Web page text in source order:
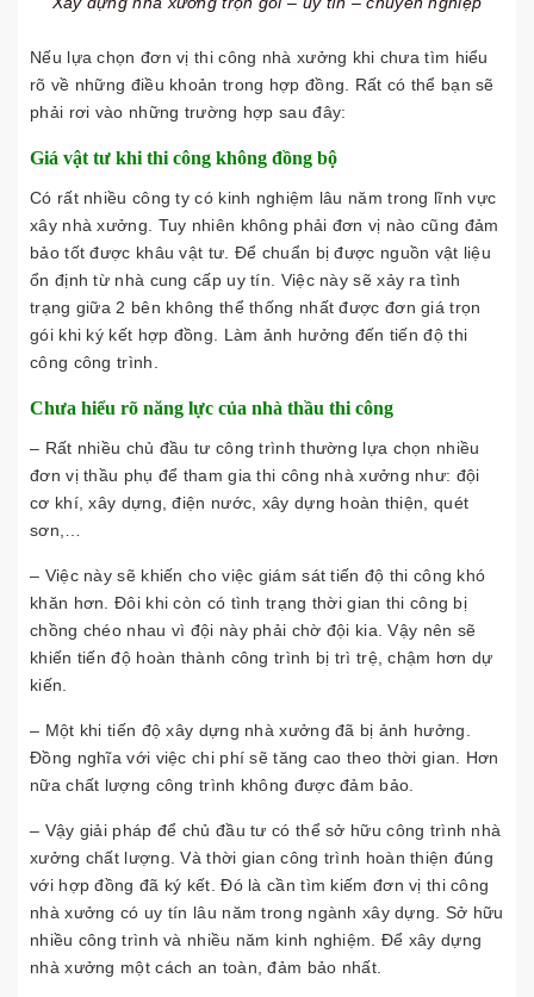
Nếu lựa chọn đơn vị thi công nhà xưởng khi chưa tìm hiểu
rõ về những điều khoản trong hợp đồng. Rất có thể bạn sẽ
phải rơi vào những trường hợp sau đây:
Giá vật tư khi thi công không đồng bộ
Có rất nhiều công ty có kinh nghiệm lâu năm trong lĩnh vực
xây nhà xưởng. Tuy nhiên không phải đơn vị nào cũng đảm
bảo tốt được khâu vật tư. Để chuẩn bị được nguồn vật liệu
ổn định từ nhà cung cấp uy tín. Việc này sẽ xảy ra tình
trạng giữa 2 bên không thể thống nhất được đơn giá trọn
gói khi ký kết hợp đồng. Làm ảnh hưởng đến tiến độ thi
công công trình.
Chưa hiểu rõ năng lực của nhà thầu thi công
– Rất nhiều chủ đầu tư công trình thường lựa chọn nhiều
đơn vị thầu phụ để tham gia thi công nhà xưởng như: đội
cơ khí, xây dựng, điện nước, xây dựng hoàn thiện, quét
sơn,…
– Việc này sẽ khiến cho việc giám sát tiến độ thi công khó
khăn hơn. Đôi khi còn có tình trạng thời gian thi công bị
chồng chéo nhau vì đội này phải chờ đội kia. Vậy nên sẽ
khiến tiến độ hoàn thành công trình bị trì trệ, chậm hơn dự
kiến.
– Một khi tiến độ xây dựng nhà xưởng đã bị ảnh hưởng.
Đồng nghĩa với việc chi phí sẽ tăng cao theo thời gian. Hơn
nữa chất lượng công trình không được đảm bảo.
– Vậy giải pháp để chủ đầu tư có thể sở hữu công trình nhà
xưởng chất lượng. Và thời gian công trình hoàn thiện đúng
với hợp đồng đã ký kết. Đó là cần tìm kiếm đơn vị thi công
nhà xưởng có uy tín lâu năm trong ngành xây dựng. Sở hữu
nhiều công trình và nhiều năm kinh nghiệm. Để xây dựng
nhà xưởng một cách an toàn, đảm bảo nhất.